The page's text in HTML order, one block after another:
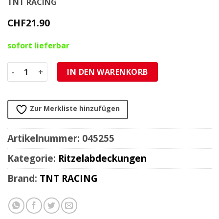
CHF21.90
sofort lieferbar
Abdeckung Ritzel Minarelli AM6 blau eloxiert Menge
IN DEN WARENKORB
Zur Merkliste hinzufügen
Artikelnummer: 045255
Kategorie: Ritzelabdeckungen
Brand: TNT RACING